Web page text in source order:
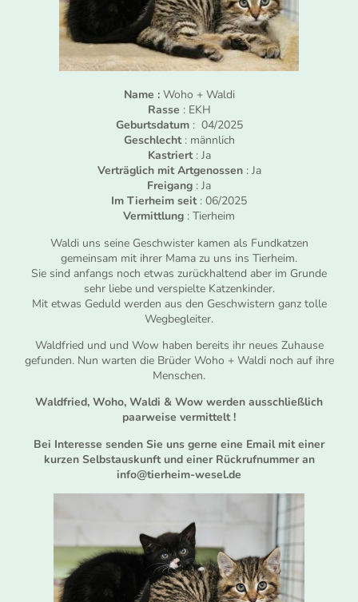
Name :Woho + Waldi
Rasse : EKH
Geburtsdatum: 04/2025
Geschlecht: männlich
Kastriert: Ja
Verträglich mit Artgenossen: Ja
Freigang : Ja
Im Tierheim seit: 06/2025
Vermittlung : Tierheim
Waldi uns seine Geschwister kamen als Fundkatzen
gemeinsam mit ihrer Mama zu uns ins Tierheim.
Sie sind anfangs noch etwas zurückhaltend aber im Grunde
sehr liebe und verspielte Katzenkinder.
Mit etwas Geduld werden aus den Geschwistern ganz tolle
Wegbegleiter.
Waldfried und und Wow haben bereits ihr neues Zuhause
gefunden. Nun warten die Brüder Woho + Waldi noch auf ihre
Menschen.
Waldfried, Woho, Waldi & Wow werden ausschließlich
paarweise vermittelt !
Bei Interesse senden Sie uns gerne eine Email mit einer
kurzen Selbstauskunft und einer Rückrufnummer an
info@tierheim-wesel.de